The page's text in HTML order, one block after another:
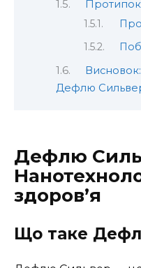
Дефлю
Дефлю
здоров’я
Що таке